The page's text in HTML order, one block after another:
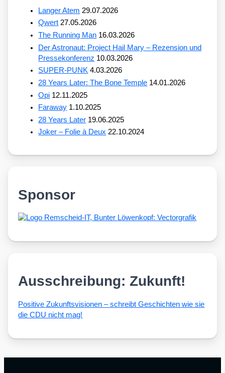
Langer Atem 29.07.2026
Qwert 27.05.2026
The Running Man 16.03.2026
Der Astronaut: Project Hail Mary – Rezension und
Pressekonferenz 10.03.2026
SUPER-PUNK 4.03.2026
28 Years Later: The Bone Temple 14.01.2026
Opi 12.11.2025
Faraway 1.10.2025
28 Years Later 19.06.2025
Joker – Folie à Deux 22.10.2024
Sponsor
Ausschreibung: Zukunft!
Posi­ti­ve Zukunfts­vi­sio­nen – schreibt Geschich­ten wie sie
die CDU nicht mag!